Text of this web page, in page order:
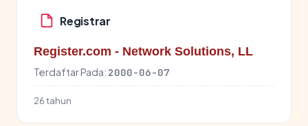
Registrar
Register.com - Network Solutions, LL
Terdaftar Pada: 2000-06-07
26 tahun